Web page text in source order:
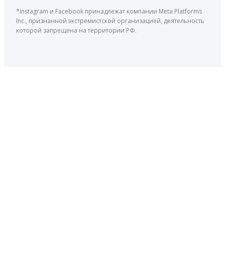
*Instagram и Facebook принадлежат компании Meta Platforms
Inc., признанной экстремистской организацией, деятельность
которой запрещена на территории РФ.